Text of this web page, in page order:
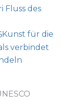
Fluss des
Kunst für die
verbindet